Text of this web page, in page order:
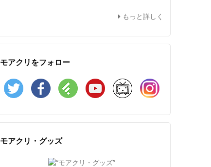
もっと詳しく
モアクリをフォロー
Twitter Facebook Feedly YouTube ニコニコ動画
モアクリ・グッズ